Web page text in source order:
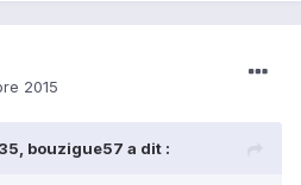
2015
bouzigue57 a dit :